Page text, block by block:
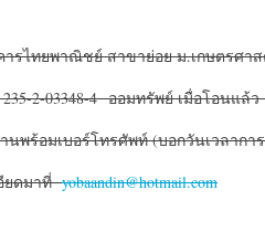
รไทยพาณิชย์ สาขาย่อย ม.เกษตรศา
2-03348-4 ออมทรัพย์ เมื่อโอนแ
พร้อมเบอร์โทรศัพท์ (บอกวันเวลาก
อียดมาที่yobaandin@hotmail.com